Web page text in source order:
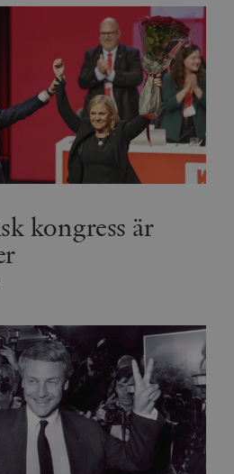
kongress är